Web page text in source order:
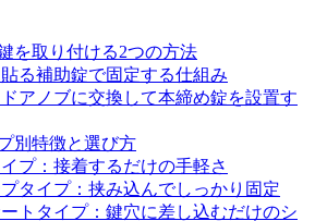
を取り付ける2つの方法
貼る補助錠で固定する仕組み
アノブに交換して本締め錠を設置す
別特徴と選び方
プ：接着するだけの手軽さ
タイプ：挟み込んでしっかり固定
トタイプ：鍵穴に差し込むだけのシ